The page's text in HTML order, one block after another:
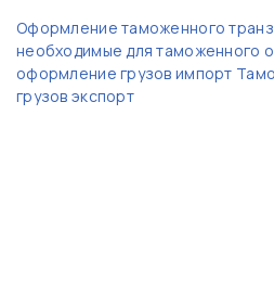
Оформление таможенного
необходимые для таможенного
оформление грузов импорт
грузов экспорт